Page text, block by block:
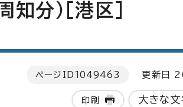
分）［港区］
ページID 1049463 更新日
印刷 大きな文